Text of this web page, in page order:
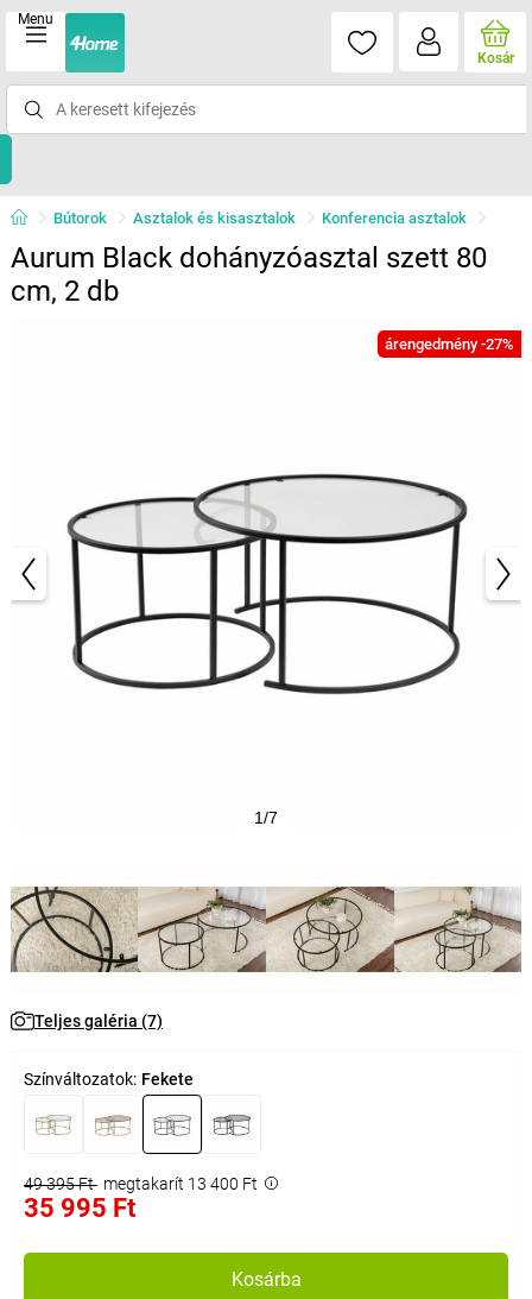
Menu
Kosár
Bútorok Asztalok és kisasztalok Konferencia asztalok
Aurum Black dohányzóasztal szett 80
cm, 2 db
árengedmény -27%
1/7
Teljes galéria (7)
Színváltozatok: Fekete
49 395 Ft megtakarít 13 400 Ft
35 995 Ft
Kosárba